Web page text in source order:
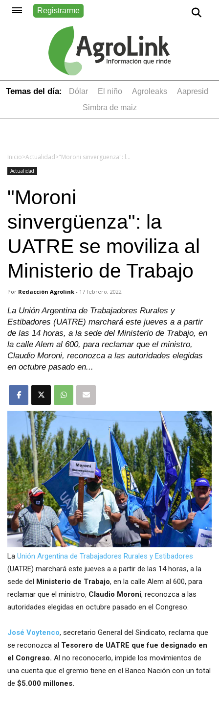
Registrarme
Temas del día: dólar el niño Agroleaks
aapresid
simbra de maiz
Inicio>Actualidad> "Moroni sinvergüenza": la UATRE se moviliza al Ministerio de Trabajo
Actualidad
"Moroni
sinvergüenza": la
UATRE se moviliza al
Ministerio de Trabajo
Por Redacción Agrolink - 17 febrero, 2022
La Unión Argentina de Trabajadores Rurales y
Estibadores (UATRE) marchará este jueves a a partir
de las 14 horas, a la sede del Ministerio de Trabajo, en
la calle Alem al 600, para reclamar que el ministro,
Claudio Moroni, reconozca a las autoridades elegidas
en octubre pasado en...
La Unión Argentina de Trabajadores Rurales y Estibadores
(UATRE) marchará este jueves a a partir de las 14 horas, a la
sede del Ministerio de Trabajo, en la calle Alem al 600, para
reclamar que el ministro, Claudio Moroni, reconozca a las
autoridades elegidas en octubre pasado en el Congreso.
José Voytenco, secretario General del Sindicato, reclama que
se reconozca al Tesorero de UATRE que fue designado en
el Congreso. Al no reconocerlo, impide los movimientos de
una cuenta que el gremio tiene en el Banco Nación con un total
de $5.000 millones.